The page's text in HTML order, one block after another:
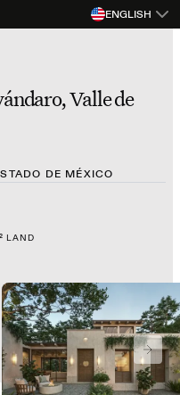
ENGLISH
Valle de
DE MÉXICO
LAND